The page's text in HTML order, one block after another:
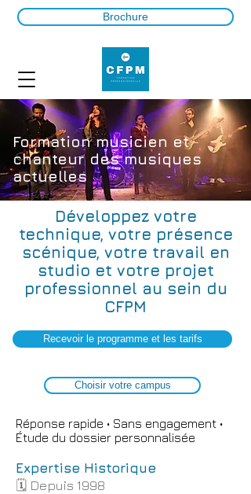
Brochure
Formation musicien et
chanteur des musiques
actuelles
Développez votre
technique, votre présence
scénique, votre travail en
studio et votre projet
professionnel au sein du
CFPM
Recevoir le programme et les tarifs
Choisir votre campus
Réponse rapide • Sans engagement •
Étude du dossier personnalisée
Expertise Historique
🗓️ Depuis 1998